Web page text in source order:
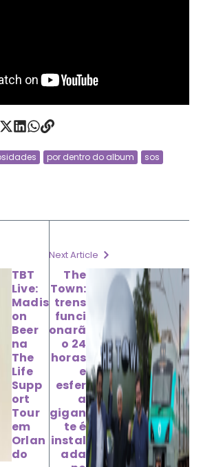
por dentro do album
sos
TBT
Live:
Madis
on
Beer
na
The
Life
Supp
ort
Tour
em
Orlan
do
Next Article
The
Town:
trens
funci
onarã
o 24
horas
e
esfer
a
gigan
te é
instal
ada